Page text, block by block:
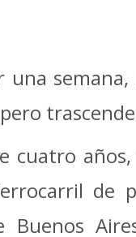
una
cuatro
de